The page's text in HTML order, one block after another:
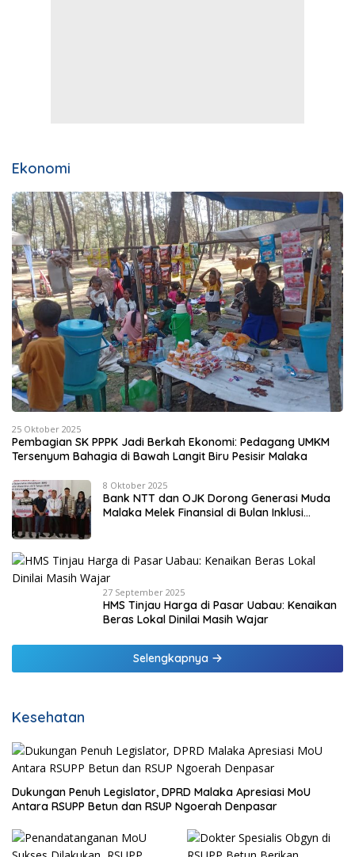
Ekonomi
25 Oktober 2025
Pembagian SK PPPK Jadi Berkah Ekonomi: Pedagang UMKM
Tersenyum Bahagia di Bawah Langit Biru Pesisir Malaka
8 Oktober 2025
Bank NTT dan OJK Dorong Generasi Muda
Malaka Melek Finansial di Bulan Inklusi
27 September 2025
HMS Tinjau Harga di Pasar Uabau: Kenaikan
Beras Lokal Dinilai Masih Wajar
Selengkapnya
Kesehatan
Dukungan Penuh Legislator, DPRD Malaka Apresiasi MoU
Antara RSUPP Betun dan RSUP Ngoerah Denpasar